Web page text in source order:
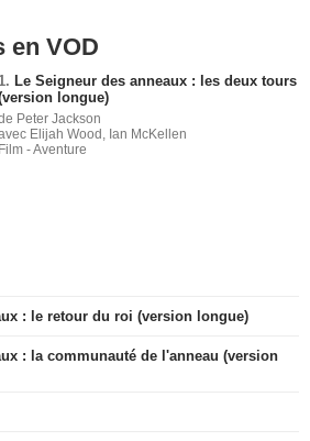
en VOD
1. Le Seigneur des anneaux : les deux tours
longue)
Peter Jackson
Elijah Wood, Ian McKellen
Film - Aventure
: le retour du roi (version longue)
: la communauté de l'anneau (version